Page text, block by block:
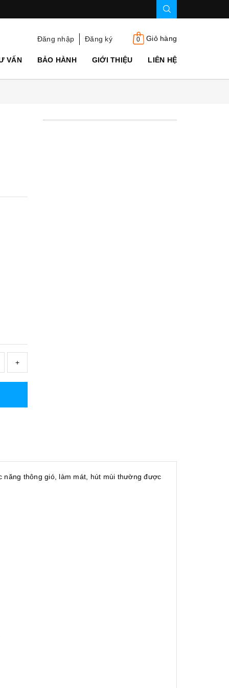
Đăng nhập Đăng ký 0 Giỏ hàng
VẤN BẢO HÀNH GIỚI THIỆU LIÊN HỆ
+
năng thông gió, làm mát, hút mùi thường được